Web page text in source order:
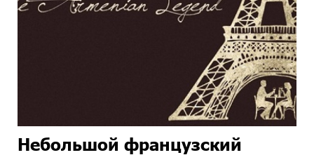
Небольшой французский